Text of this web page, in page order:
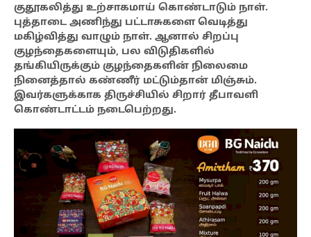
குதூகலித்து உற்சாகமாய் கொண்டாடும் நாள்.
புத்தாடை அணிந்து பட்டாசுகளை வெடித்து
மகிழ்வித்து வாழும் நாள். ஆனால் சிறப்பு
குழந்தைகளையும், பல விடுதிகளில்
தங்கியிருக்கும் குழந்தைகளின் நிலைமை
நினைத்தால் கண்ணீர் மட்டும்தான் மிஞ்சும்.
இவர்களுக்காக திருச்சியில் சிறார் தீபாவளி
கொண்டாட்டம் நடைபெற்றது.